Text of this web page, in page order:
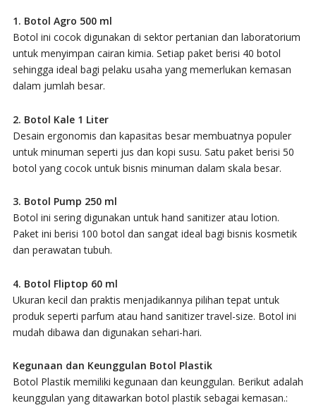
1. Botol Agro 500 ml
Botol ini cocok digunakan di sektor pertanian dan laboratorium
untuk menyimpan cairan kimia. Setiap paket berisi 40 botol
sehingga ideal bagi pelaku usaha yang memerlukan kemasan
dalam jumlah besar.
2. Botol Kale 1 Liter
Desain ergonomis dan kapasitas besar membuatnya populer
untuk minuman seperti jus dan kopi susu. Satu paket berisi 50
botol yang cocok untuk bisnis minuman dalam skala besar.
3. Botol Pump 250 ml
Botol ini sering digunakan untuk hand sanitizer atau lotion.
Paket ini berisi 100 botol dan sangat ideal bagi bisnis kosmetik
dan perawatan tubuh.
4. Botol Fliptop 60 ml
Ukuran kecil dan praktis menjadikannya pilihan tepat untuk
produk seperti parfum atau hand sanitizer travel-size. Botol ini
mudah dibawa dan digunakan sehari-hari.
Kegunaan dan Keunggulan Botol Plastik
Botol Plastik memiliki kegunaan dan keunggulan. Berikut adalah
keunggulan yang ditawarkan botol plastik sebagai kemasan.: